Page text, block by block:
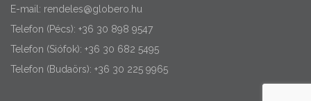
E-mail: rendeles@globero.hu
Telefon (Pécs): +36 30 898 9547
Telefon (Siófok): +36 30 682 5495
Telefon (Budaörs): +36 30 225 9965